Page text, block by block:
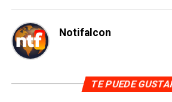
Notifalcon
TE PUEDE